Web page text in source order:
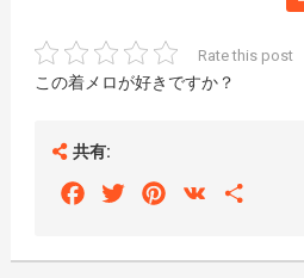
Rate this post
この着メロが好きですか？
共有:
FacebookTwitterPinterest
VK